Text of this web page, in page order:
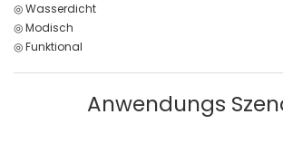
◎ Wasserdicht
◎ Modisch
◎ Funktional
Anwendungs